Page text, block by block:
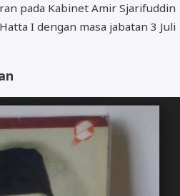
pada Kabinet Amir Sjarifuddin
I dengan masa jabatan 3 Juli